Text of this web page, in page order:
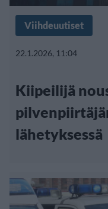
Viihdeuutiset
22.1.2026, 11:04
Kiipeilijä
lähetyksessä